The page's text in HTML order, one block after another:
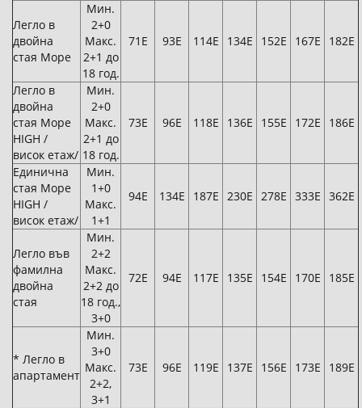
Легло в
двойна
стая Море
Мин.
2+0
Макс.
2+1 до
18 год.
71Е 93Е 114Е 134Е 152Е 167Е 182Е
Легло в
двойна
стая Море
HIGH /
висок етаж/
Мин.
2+0
Макс.
2+1 до
18 год.
73Е 96Е 118Е 136Е 155Е 172Е 186Е
Единична
стая Море
HIGH /
висок етаж/
Мин.
1+0
Макс.
1+1
94Е 134Е 187Е 230Е 278Е 333Е 362Е
Легло във
фамилна
двойна
стая
Мин.
2+2
Макс.
2+2 до
18 год.,
3+0
72Е 94Е 117Е 135Е 154Е 170Е 185Е
* Легло в
апартамент
Мин.
3+0
Макс.
2+2,
3+1
73Е 96Е 119Е 137Е 156Е 173Е 189Е